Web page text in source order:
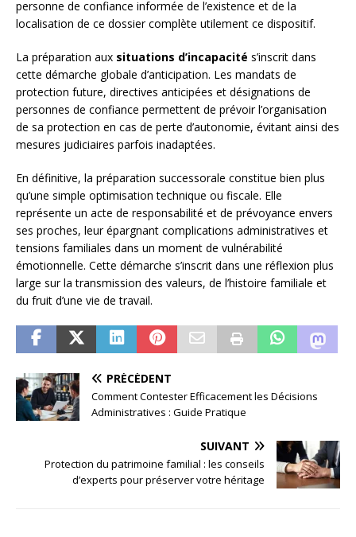
personne de confiance informée de l’existence et de la
localisation de ce dossier complète utilement ce dispositif.
La préparation aux situations d’incapacité s’inscrit dans
cette démarche globale d’anticipation. Les mandats de
protection future, directives anticipées et désignations de
personnes de confiance permettent de prévoir l’organisation
de sa protection en cas de perte d’autonomie, évitant ainsi des
mesures judiciaires parfois inadaptées.
En définitive, la préparation successorale constitue bien plus
qu’une simple optimisation technique ou fiscale. Elle
représente un acte de responsabilité et de prévoyance envers
ses proches, leur épargnant complications administratives et
tensions familiales dans un moment de vulnérabilité
émotionnelle. Cette démarche s’inscrit dans une réflexion plus
large sur la transmission des valeurs, de l’histoire familiale et
du fruit d’une vie de travail.
PRÉCÉDENT
Comment Contester Efficacement les Décisions
Administratives : Guide Pratique
SUIVANT
Protection du patrimoine familial : les conseils
d’experts pour préserver votre héritage